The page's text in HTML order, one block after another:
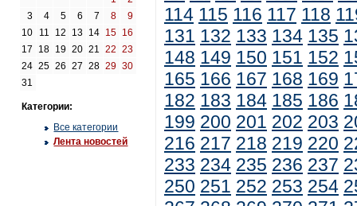
3
4 5 6 7 8
9
10
11 12 13 14 15 16
17
18 19 20 21 22
23
24 25 26 27 28 29 30
31
Категории:
Все категории
Лента новостей
114 115 116 117 118
131 132 133 134 135
148 149 150 151 152
165 166 167 168 169
182 183 184 185 186
199 200 201 202 203
216 217 218 219 220
233 234 235 236 237
250 251 252 253 254